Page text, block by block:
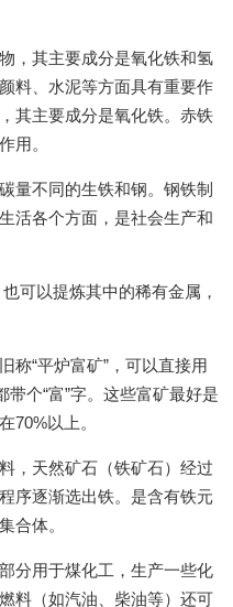
，其主要成分是氧化铁和氢
料、水泥等方面具有重要作
其主要成分是氧化铁。赤铁
用。
量不同的生铁和钢。钢铁制
活各个方面，是社会生产和
可以提炼其中的稀有金属，
称“平炉富矿”，可以直接用
带个“富”字。这些富矿最好是
70%以上。
，天然矿石（铁矿石）经过
序逐渐选出铁。是含有铁元
合体。
分用于煤化工，生产一些化
料（如汽油、柴油等）还可